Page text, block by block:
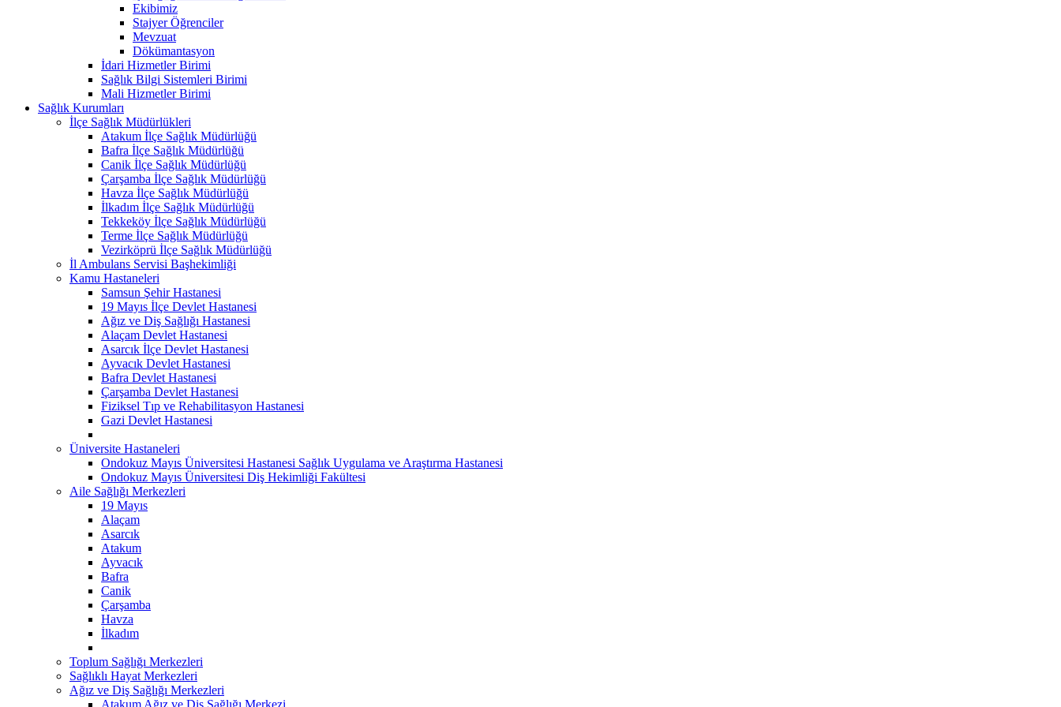
Ekibimiz
Stajyer Öğrenciler
Mevzuat
Dökümantasyon
İdari Hizmetler Birimi
Sağlık Bilgi Sistemleri Birimi
Mali Hizmetler Birimi
Sağlık Kurumları
İlçe Sağlık Müdürlükleri
Atakum İlçe Sağlık Müdürlüğü
Bafra İlçe Sağlık Müdürlüğü
Canik İlçe Sağlık Müdürlüğü
Çarşamba İlçe Sağlık Müdürlüğü
Havza İlçe Sağlık Müdürlüğü
İlkadım İlçe Sağlık Müdürlüğü
Tekkeköy İlçe Sağlık Müdürlüğü
Terme İlçe Sağlık Müdürlüğü
Vezirköprü İlçe Sağlık Müdürlüğü
İl Ambulans Servisi Başhekimliği
Kamu Hastaneleri
Samsun Şehir Hastanesi
19 Mayıs İlçe Devlet Hastanesi
Ağız ve Diş Sağlığı Hastanesi
Alaçam Devlet Hastanesi
Asarcık İlçe Devlet Hastanesi
Ayvacık Devlet Hastanesi
Bafra Devlet Hastanesi
Çarşamba Devlet Hastanesi
Fiziksel Tıp ve Rehabilitasyon Hastanesi
Gazi Devlet Hastanesi
Üniversite Hastaneleri
Ondokuz Mayıs Üniversitesi Hastanesi Sağlık Uygulama ve Araştırma Hastanesi
Ondokuz Mayıs Üniversitesi Diş Hekimliği Fakültesi
Aile Sağlığı Merkezleri
19 Mayıs
Alaçam
Asarcık
Atakum
Ayvacık
Bafra
Canik
Çarşamba
Havza
İlkadım
Toplum Sağlığı Merkezleri
Sağlıklı Hayat Merkezleri
Ağız ve Diş Sağlığı Merkezleri
Atakum Ağız ve Diş Sağlığı Merkezi